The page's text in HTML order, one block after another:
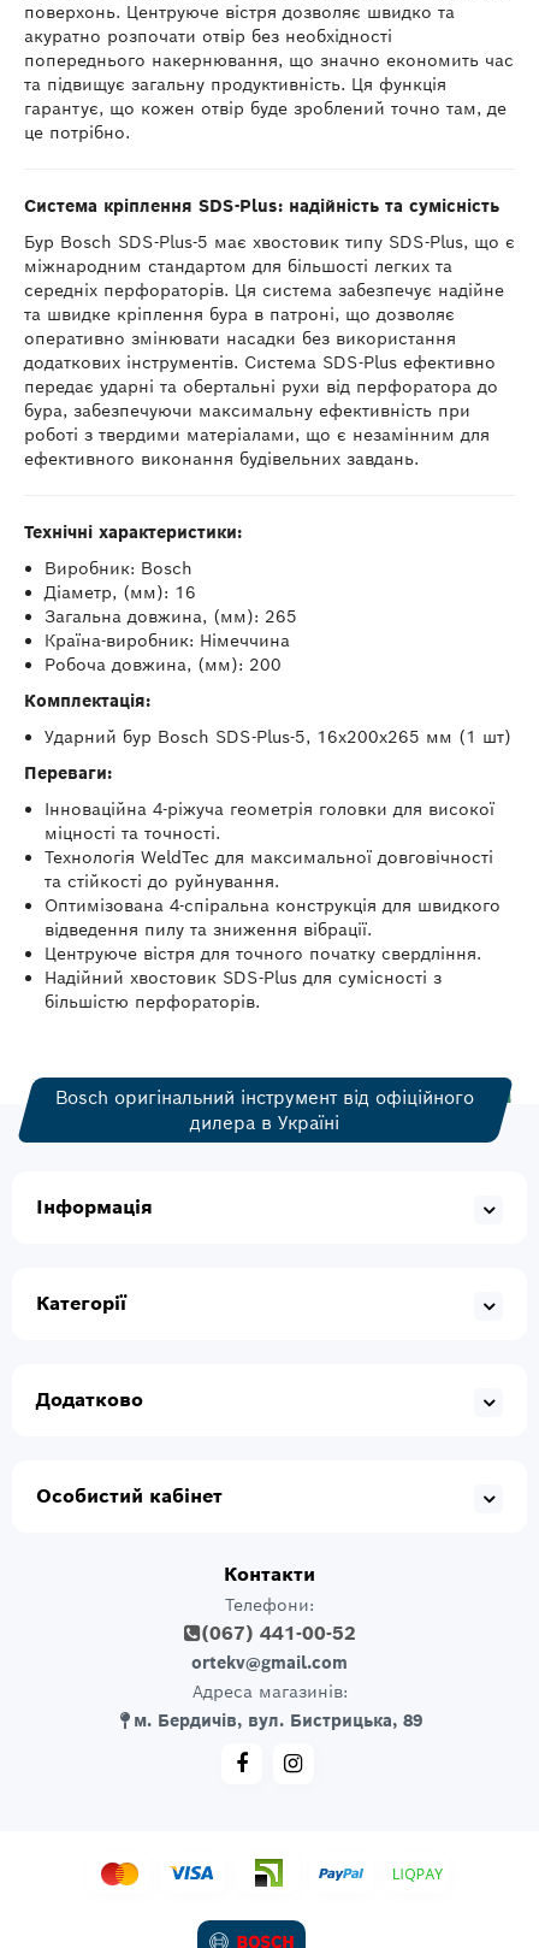
поверхонь. Центруюче вістря дозволяє швидко та
акуратно розпочати отвір без необхідності
попереднього накернювання, що значно економить час
та підвищує загальну продуктивність. Ця функція
гарантує, що кожен отвір буде зроблений точно там, де
це потрібно.
Система кріплення SDS-Plus: надійність та сумісність
Бур Bosch SDS-Plus-5 має хвостовик типу SDS-Plus, що є
міжнародним стандартом для більшості легких та
середніх перфораторів. Ця система забезпечує надійне
та швидке кріплення бура в патроні, що дозволяє
оперативно змінювати насадки без використання
додаткових інструментів. Система SDS-Plus ефективно
передає ударні та обертальні рухи від перфоратора до
бура, забезпечуючи максимальну ефективність при
роботі з твердими матеріалами, що є незамінним для
ефективного виконання будівельних завдань.
Технічні характеристики:
Виробник: Bosch
Діаметр, (мм): 16
Загальна довжина, (мм): 265
Країна-виробник: Німеччина
Робоча довжина, (мм): 200
Комплектація:
Ударний бур Bosch SDS-Plus-5, 16х200х265 мм (1 шт)
Переваги:
Інноваційна 4-ріжуча геометрія головки для високої
міцності та точності.
Технологія WeldTec для максимальної довговічності
та стійкості до руйнування.
Оптимізована 4-спіральна конструкція для швидкого
відведення пилу та зниження вібрації.
Центруюче вістря для точного початку свердління.
Надійний хвостовик SDS-Plus для сумісності з
більшістю перфораторів.
Bosch оригінальний інструмент від офіційного
дилера в Україні
Інформація
Категорії
Додатково
Особистий кабінет
Контакти
Телефони:
(067) 441-00-52
ortekv@gmail.com
Адреса магазинів:
м. Бердичів, вул. Бистрицька, 89